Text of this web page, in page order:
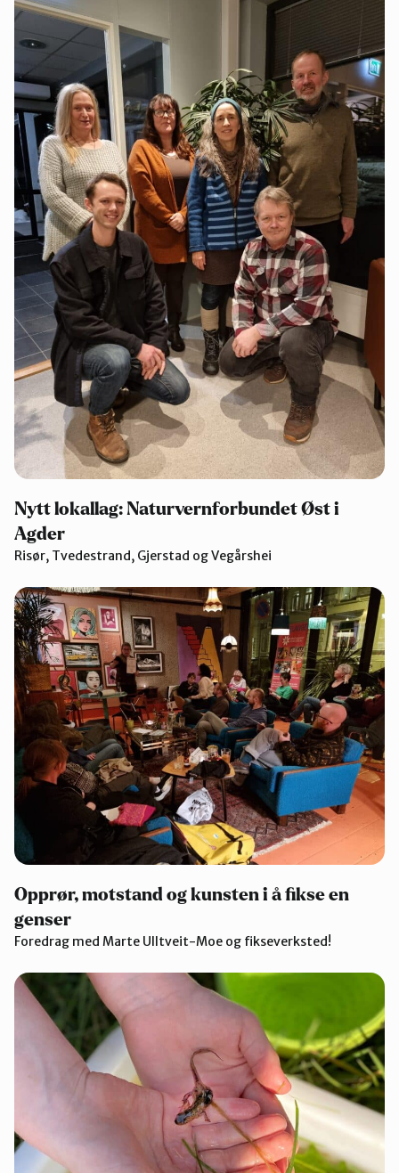
Nytt lokallag: Naturvernforbundet Øst i
Agder
Risør, Tvedestrand, Gjerstad og Vegårshei
Opprør, motstand og kunsten i å fikse en
genser
Foredrag med Marte Ulltveit-Moe og fikseverksted!